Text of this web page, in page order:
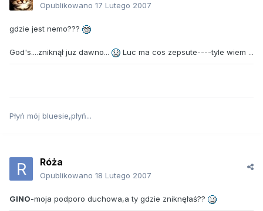
Opublikowano 17 Lutego 2007
gdzie jest nemo???
God's....zniknął juz dawno... Luc ma cos zepsute----tyle wiem ...
Płyń mój bluesie,płyń...
Róża
Opublikowano 18 Lutego 2007
GINO-moja podporo duchowa,a ty gdzie zniknęłaś??